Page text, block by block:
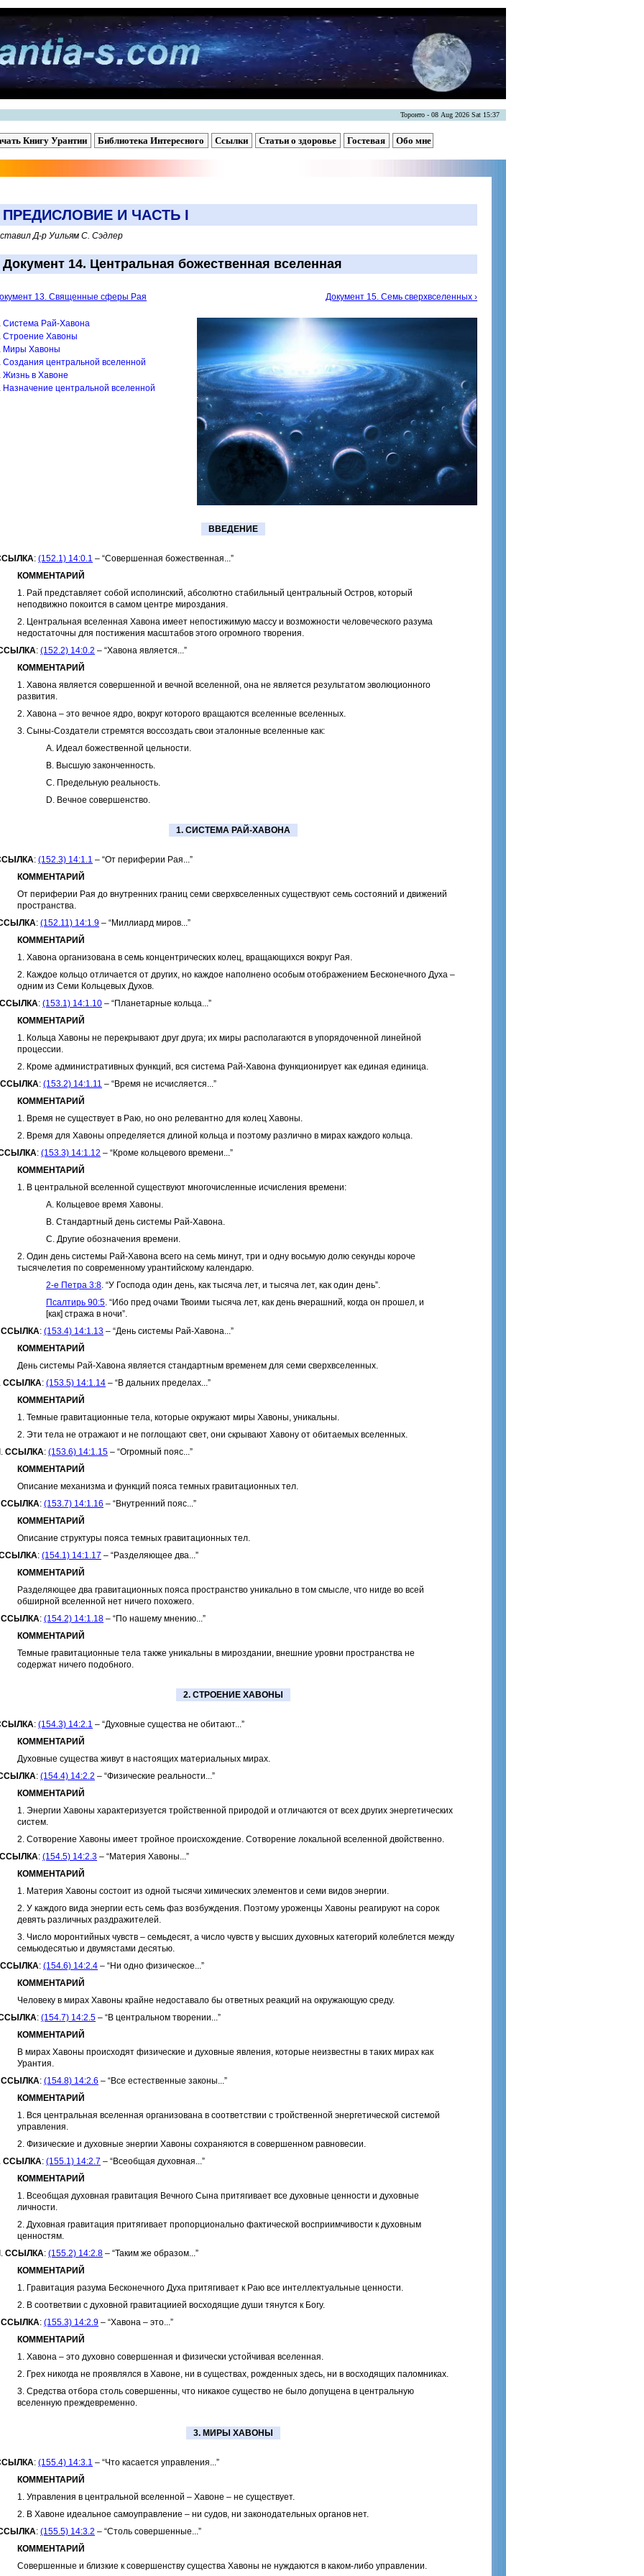
Торонто - 08 Aug 2026 Sat 15:37
Книгу Урантии Библиотека Интересного Ссылки Статьи о здоровье Гостевая Обо мне
ПРЕДИСЛОВИЕ И ЧАСТЬ I
Д-р Уильям С. Сэдлер
Документ 14. Центральная божественная вселенная
13. Священные сферы Рая Документ 15. Семь сверхвселенных ›
Система Рай-Хавона
Строение Хавоны
Миры Хавоны
Создания центральной вселенной
Жизнь в Хавоне
Назначение центральной вселенной
ВВЕДЕНИЕ
: (152.1) 14:0.1 – “Совершенная божественная...”
КОММЕНТАРИЙ
1. Рай представляет собой исполинский, абсолютно стабильный центральный Остров, который
неподвижно покоится в самом центре мироздания.
2. Центральная вселенная Хавона имеет непостижимую массу и возможности человеческого разума
недостаточны для постижения масштабов этого огромного творения.
: (152.2) 14:0.2 – “Хавона является...”
КОММЕНТАРИЙ
1. Хавона является совершенной и вечной вселенной, она не является результатом эволюционного
развития.
2. Хавона – это вечное ядро, вокруг которого вращаются вселенные вселенных.
3. Сыны-Создатели стремятся воссоздать свои эталонные вселенные как:
A. Идеал божественной цельности.
B. Высшую законченность.
C. Предельную реальность.
D. Вечное совершенство.
1. СИСТЕМА РАЙ-ХАВОНА
: (152.3) 14:1.1 – “От периферии Рая...”
КОММЕНТАРИЙ
От периферии Рая до внутренних границ семи сверхвселенных существуют семь состояний и движений
пространства.
: (152.11) 14:1.9 – “Миллиард миров...”
КОММЕНТАРИЙ
1. Хавона организована в семь концентрических колец, вращающихся вокруг Рая.
2. Каждое кольцо отличается от других, но каждое наполнено особым отображением Бесконечного Духа –
одним из Семи Кольцевых Духов.
ССЫЛКА: (153.1) 14:1.10 – “Планетарные кольца...”
КОММЕНТАРИЙ
1. Кольца Хавоны не перекрывают друг друга; их миры располагаются в упорядоченной линейной
процессии.
2. Кроме административных функций, вся система Рай-Хавона функционирует как единая единица.
ССЫЛКА: (153.2) 14:1.11 – “Время не исчисляется...”
КОММЕНТАРИЙ
1. Время не существует в Раю, но оно релевантно для колец Хавоны.
2. Время для Хавоны определяется длиной кольца и поэтому различно в мирах каждого кольца.
: (153.3) 14:1.12 – “Кроме кольцевого времени...”
КОММЕНТАРИЙ
1. В центральной вселенной существуют многочисленные исчисления времени:
A. Кольцевое время Хавоны.
B. Стандартный день системы Рай-Хавона.
C. Другие обозначения времени.
2. Один день системы Рай-Хавона всего на семь минут, три и одну восьмую долю секунды короче
тысячелетия по современному урантийскому календарю.
2-e Петра 3:8. “У Господа один день, как тысяча лет, и тысяча лет, как один день”.
Псалтирь 90:5. “Ибо пред очами Твоими тысяча лет, как день вчерашний, когда он прошел, и
[как] стража в ночи”.
ССЫЛКА: (153.4) 14:1.13 – “День системы Рай-Хавона...”
КОММЕНТАРИЙ
День системы Рай-Хавона является стандартным временем для семи сверхвселенных.
ССЫЛКА: (153.5) 14:1.14 – “В дальних пределах...”
КОММЕНТАРИЙ
1. Темные гравитационные тела, которые окружают миры Хавоны, уникальны.
2. Эти тела не отражают и не поглощают свет, они скрывают Хавону от обитаемых вселенных.
ССЫЛКА: (153.6) 14:1.15 – “Огромный пояс...”
КОММЕНТАРИЙ
Описание механизма и функций пояса темных гравитационных тел.
ССЫЛКА: (153.7) 14:1.16 – “Внутренний пояс...”
КОММЕНТАРИЙ
Описание структуры пояса темных гравитационных тел.
: (154.1) 14:1.17 – “Разделяющее два...”
КОММЕНТАРИЙ
Разделяющее два гравитационных пояса пространство уникально в том смысле, что нигде во всей
обширной вселенной нет ничего похожего.
ССЫЛКА: (154.2) 14:1.18 – “По нашему мнению...”
КОММЕНТАРИЙ
Темные гравитационные тела также уникальны в мироздании, внешние уровни пространства не
содержат ничего подобного.
2. СТРОЕНИЕ ХАВОНЫ
: (154.3) 14:2.1 – “Духовные существа не обитают...”
КОММЕНТАРИЙ
Духовные существа живут в настоящих материальных мирах.
: (154.4) 14:2.2 – “Физические реальности...”
КОММЕНТАРИЙ
1. Энергии Хавоны характеризуется тройственной природой и отличаются от всех других энергетических
систем.
2. Сотворение Хавоны имеет тройное происхождение. Сотворение локальной вселенной двойственно.
ССЫЛКА: (154.5) 14:2.3 – “Материя Хавоны...”
КОММЕНТАРИЙ
1. Материя Хавоны состоит из одной тысячи химических элементов и семи видов энергии.
2. У каждого вида энергии есть семь фаз возбуждения. Поэтому уроженцы Хавоны реагируют на сорок
девять различных раздражителей.
3. Число моронтийных чувств – семьдесят, а число чувств у высших духовных категорий колеблется между
семьюдесятью и двумястами десятью.
ССЫЛКА: (154.6) 14:2.4 – “Ни одно физическое...”
КОММЕНТАРИЙ
Человеку в мирах Хавоны крайне недоставало бы ответных реакций на окружающую среду.
: (154.7) 14:2.5 – “В центральном творении...”
КОММЕНТАРИЙ
В мирах Хавоны происходят физические и духовные явления, которые неизвестны в таких мирах как
Урантия.
ССЫЛКА: (154.8) 14:2.6 – “Все естественные законы...”
КОММЕНТАРИЙ
1. Вся центральная вселенная организована в соответствии с тройственной энергетической системой
управления.
2. Физические и духовные энергии Хавоны сохраняются в совершенном равновесии.
ССЫЛКА: (155.1) 14:2.7 – “Всеобщая духовная...”
КОММЕНТАРИЙ
1. Всеобщая духовная гравитация Вечного Сына притягивает все духовные ценности и духовные
личности.
2. Духовная гравитация притягивает пропорционально фактической восприимчивости к духовным
ценностям.
ССЫЛКА: (155.2) 14:2.8 – “Таким же образом...”
КОММЕНТАРИЙ
1. Гравитация разума Бесконечного Духа притягивает к Раю все интеллектуальные ценности.
2. В соответвии с духовной гравитациией восходящие души тянутся к Богу.
ССЫЛКА: (155.3) 14:2.9 – “Хавона – это...”
КОММЕНТАРИЙ
1. Хавона – это духовно совершенная и физически устойчивая вселенная.
2. Грех никогда не проявлялся в Хавоне, ни в существах, рожденных здесь, ни в восходящих паломниках.
3. Средства отбора столь совершенны, что никакое существо не было допущена в центральную
вселенную преждевременно.
3. МИРЫ ХАВОНЫ
: (155.4) 14:3.1 – “Что касается управления...”
КОММЕНТАРИЙ
1. Управления в центральной вселенной – Хавоне – не существует.
2. В Хавоне идеальное самоуправление – ни судов, ни законодательных органов нет.
: (155.5) 14:3.2 – “Столь совершенные...”
КОММЕНТАРИЙ
Совершенные и близкие к совершенству существа Хавоны не нуждаются в каком-либо управлении.